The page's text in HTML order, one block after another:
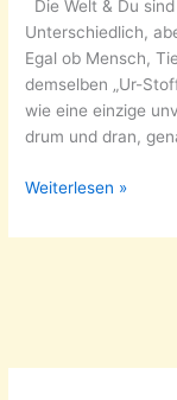
Die Welt & Du
Unterschiedlich,
Egal ob Mensch,
demselben „Ur-
wie eine einzige
drum und dran,
Herzlich
Weiterlesen »